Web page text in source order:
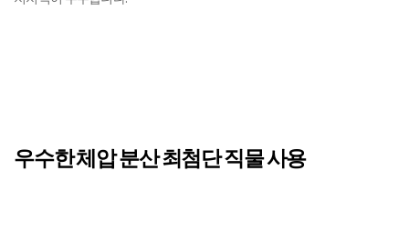
우수한 체압 분산 최첨단 직물 사용